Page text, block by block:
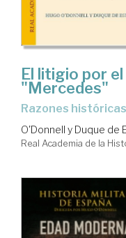
El litigio por
"Mercedes"
Razones
O'Donnell y Duque de
Real Academia de la